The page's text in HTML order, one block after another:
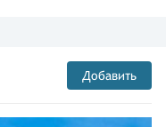
Добавить